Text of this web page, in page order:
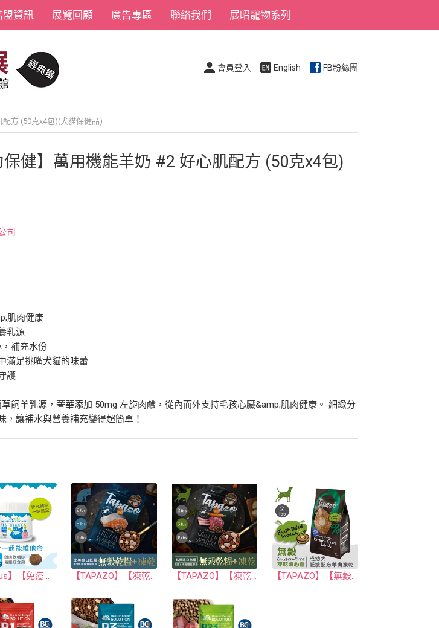
盟資訊 展覽回顧 廣告專區 聯絡我們 展昭寵物系列
會員登入 English FB粉絲團
配方 (50克x4包)(犬貓保健品)
保健】萬用機能羊奶 #2 好心肌配方 (50克x4包)
司
肌肉健康
乳源
補充水份
滿足挑嘴犬貓的味蕾
護
飼羊乳源，奢華添加 50mg 左旋肉鹼，從內而外支持毛孩心臟&amp;肌肉健康。 細緻分
讓補水與營養補充變得超簡單！
【In-Plus】【免疫保健】貓用12合1超能維他命 【TAPAZO】【凍乾雙饗宴】成幼貓低敏鮭魚配方 5磅 【TAPAZO】【凍乾三重奏】成幼犬低敏羊肉配方 5磅 【TAPAZO】【無穀凍乾填心糧】成幼犬_羊肉配方 2磅(單一肉源)